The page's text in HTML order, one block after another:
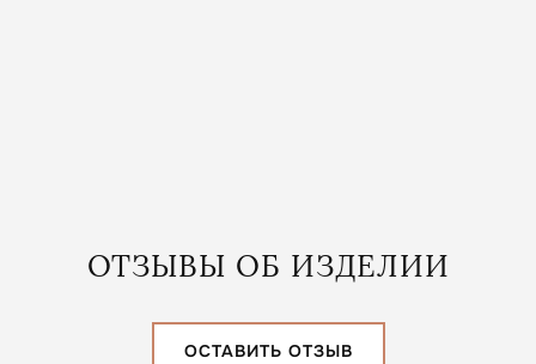
ОТЗЫВЫ ОБ ИЗДЕЛИИ
ОСТАВИТЬ ОТЗЫВ